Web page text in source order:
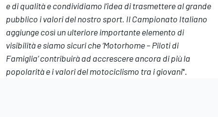
e di qualità e condividiamo l’idea di trasmettere al grande
pubblico i valori del nostro sport. Il Campionato Italiano
aggiunge così un ulteriore importante elemento di
visibilità e siamo sicuri che ‘Motorhome – Piloti di
Famiglia’ contribuirà ad accrescere ancora di più la
popolarità e i valori del motociclismo tra i giovani".